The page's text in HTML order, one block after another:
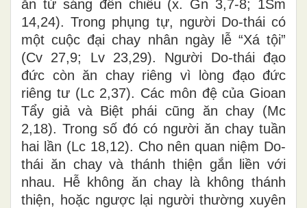
ăn từ sáng đến chiều (x. Gn 3,7-8; 1Sm
14,24). Trong phụng tự, người Do-thái có
một cuộc đại chay nhân ngày lễ “Xá tội”
(Cv 27,9; Lv 23,29). Người Do-thái đạo
đức còn ăn chay riêng vì lòng đạo đức
riêng tư (Lc 2,37). Các môn đệ của Gioan
Tẩy giả và Biệt phái cũng ăn chay (Mc
2,18). Trong số đó có người ăn chay tuần
hai lần (Lc 18,12). Cho nên quan niệm Do-
thái ăn chay và thánh thiện gắn liền với
nhau. Hễ không ăn chay là không thánh
thiện, hoặc ngược lại người thường xuyên